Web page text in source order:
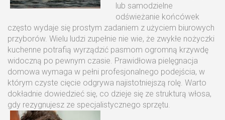
lub samodzielne
odświeżanie końcówek
często wydaje się prostym zadaniem z użyciem biurowych
przyborów. Wielu ludzi zupełnie nie wie, że zwykłe nożyczki
kuchenne potrafią wyrządzić pasmom ogromną krzywdę
widoczną po pewnym czasie. Prawidłowa pielęgnacja
domowa wymaga w pełni profesjonalnego podejścia, w
którym czyste cięcie odgrywa najistotniejszą rolę. Warto
dokładnie dowiedzieć się, co dzieje się ze strukturą włosa,
gdy rezygnujesz ze specjalistycznego sprzętu.